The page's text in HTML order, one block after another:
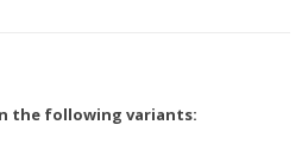
the following variants: